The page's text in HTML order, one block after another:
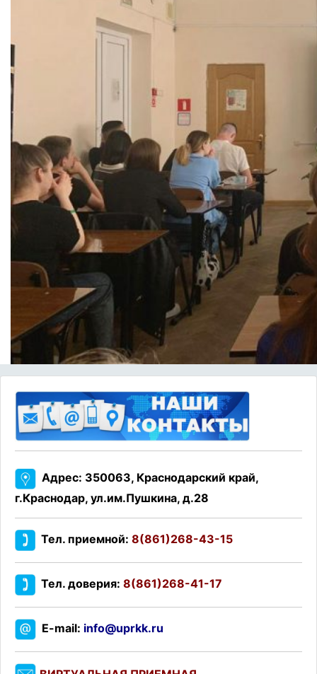
Адрес: 350063, Краснодарский край,
г.Краснодар, ул.им.Пушкина, д.28
Тел. приемной: 8(861)268-43-15
Тел. доверия: 8(861)268-41-17
E-mail: info@uprkk.ru